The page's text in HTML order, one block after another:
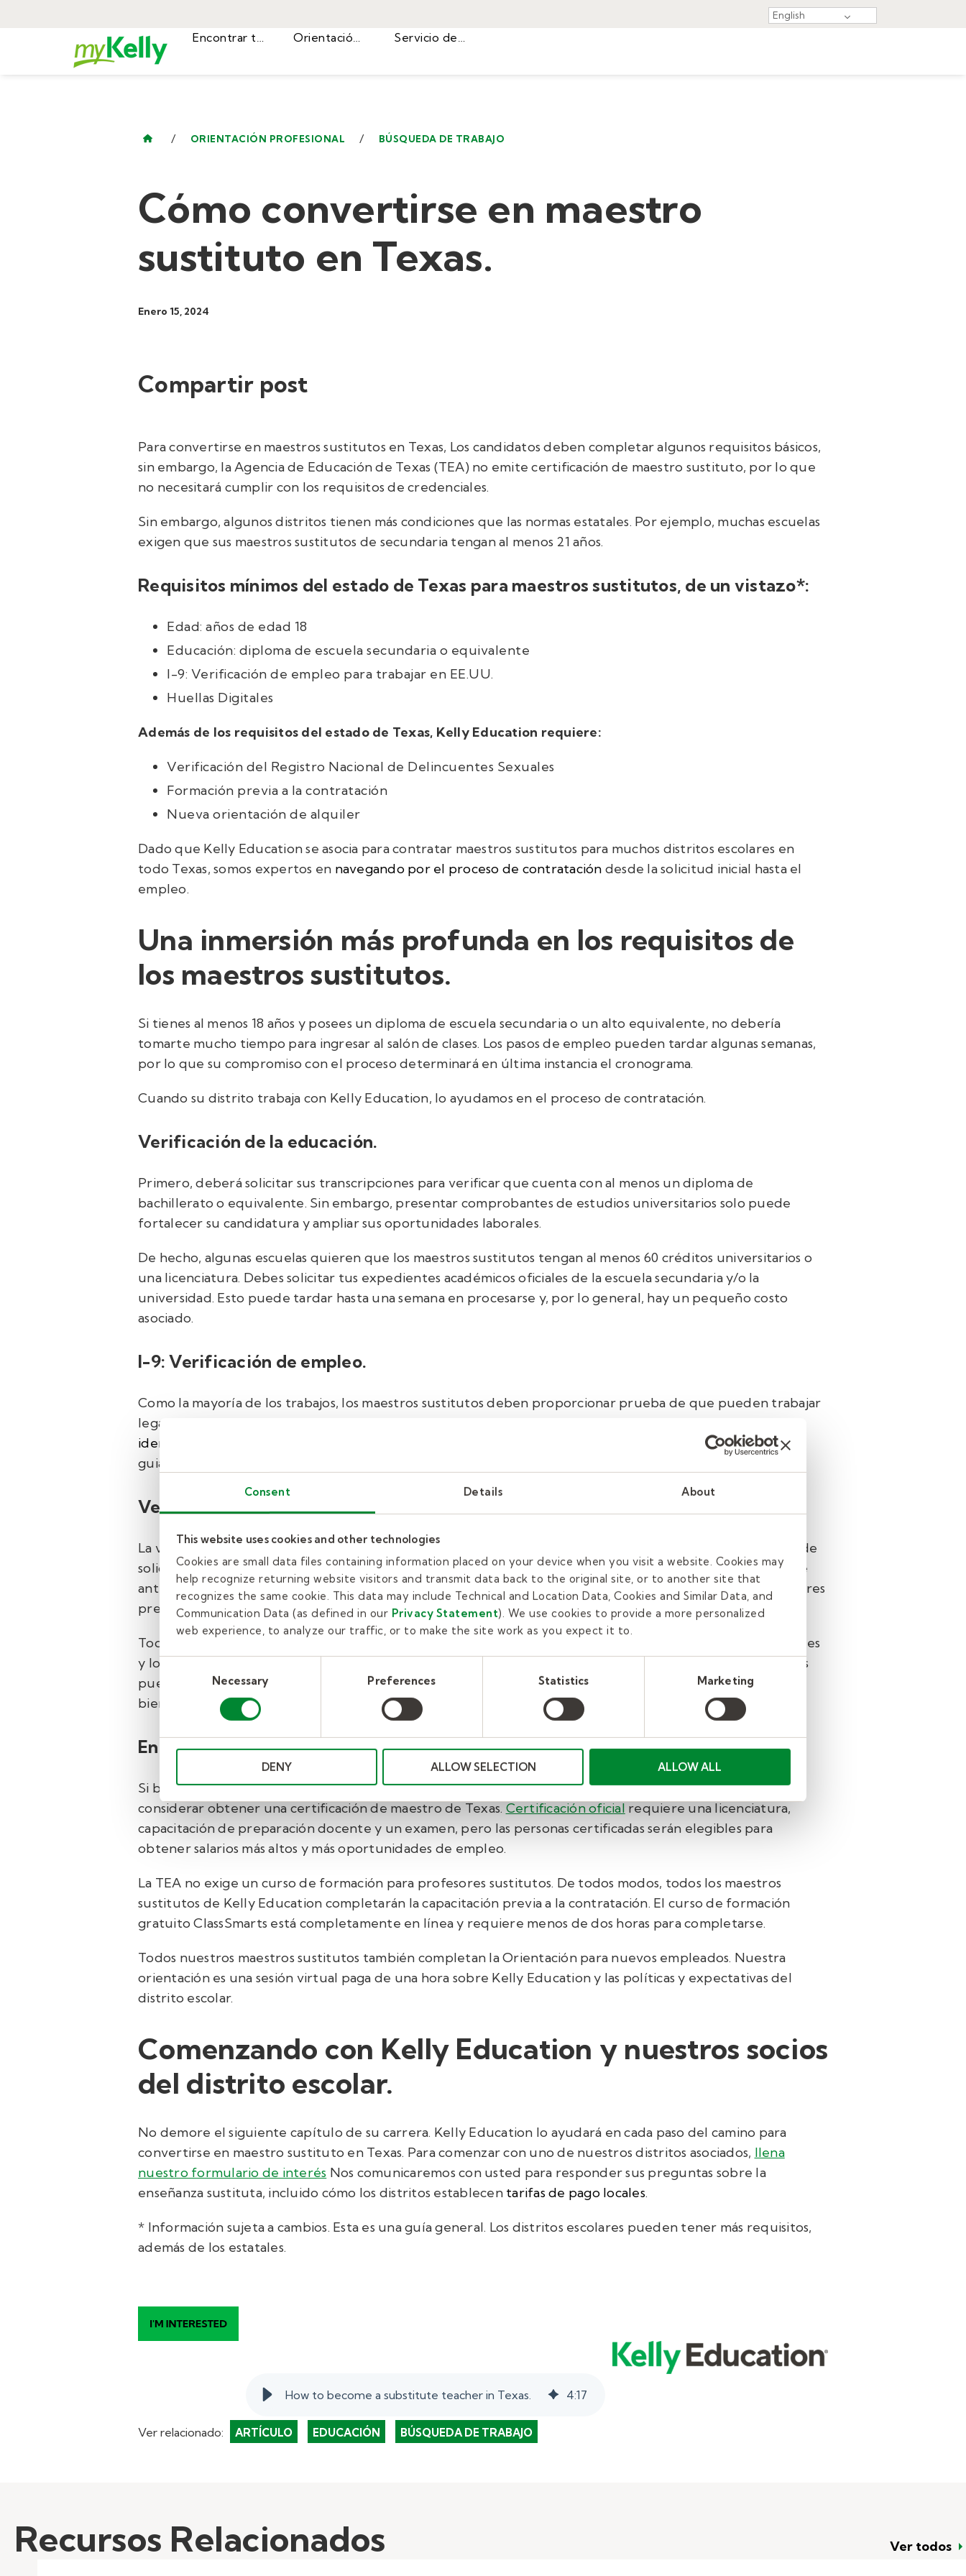
Consent Details About
This website uses cookies and other technologies
Cookies are small data files containing information placed on your device when you visit a website. Cookies may
help recognize returning website visitors and transmit data back to the original site, or to another site that
recognizes the same cookie. This data may include Technical and Location Data, Cookies and Similar Data, and
Communication Data (as defined in our Privacy Statement). We use cookies to provide a more personalized
web experience, to analyze our traffic, or to make the site work as you expect it to.
Consent
Selection
Necessary Preferences Statistics Marketing
DENY ALLOW SELECTION ALLOW ALL
English
/ ORIENTACIÓN PROFESIONAL / BÚSQUEDA DE TRABAJO
Cómo convertirse en maestro
sustituto en Texas.
Enero 15, 2024
Compartir post
Para convertirse en maestros sustitutos en Texas, Los candidatos deben completar algunos requisitos básicos,
sin embargo, la Agencia de Educación de Texas (TEA) no emite certificación de maestro sustituto, por lo que
no necesitará cumplir con los requisitos de credenciales.
Sin embargo, algunos distritos tienen más condiciones que las normas estatales. Por ejemplo, muchas escuelas
exigen que sus maestros sustitutos de secundaria tengan al menos 21 años.
Requisitos mínimos del estado de Texas para maestros sustitutos, de un vistazo*:
Edad: años de edad 18
Educación: diploma de escuela secundaria o equivalente
I-9: Verificación de empleo para trabajar en EE.UU.
Huellas Digitales
Además de los requisitos del estado de Texas, Kelly Education requiere:
Verificación del Registro Nacional de Delincuentes Sexuales
Formación previa a la contratación
Nueva orientación de alquiler
Dado que Kelly Education se asocia para contratar maestros sustitutos para muchos distritos escolares en
todo Texas, somos expertos en navegando por el proceso de contratación desde la solicitud inicial hasta el
empleo.
Una inmersión más profunda en los requisitos de
los maestros sustitutos.
Si tienes al menos 18 años y posees un diploma de escuela secundaria o un alto equivalente, no debería
tomarte mucho tiempo para ingresar al salón de clases. Los pasos de empleo pueden tardar algunas semanas,
por lo que su compromiso con el proceso determinará en última instancia el cronograma.
Cuando su distrito trabaja con Kelly Education, lo ayudamos en el proceso de contratación.
Verificación de la educación.
Primero, deberá solicitar sus transcripciones para verificar que cuenta con al menos un diploma de
bachillerato o equivalente. Sin embargo, presentar comprobantes de estudios universitarios solo puede
fortalecer su candidatura y ampliar sus oportunidades laborales.
De hecho, algunas escuelas quieren que los maestros sustitutos tengan al menos 60 créditos universitarios o
una licenciatura. Debes solicitar tus expedientes académicos oficiales de la escuela secundaria y/o la
universidad. Esto puede tardar hasta una semana en procesarse y, por lo general, hay un pequeño costo
asociado.
I-9: Verificación de empleo.
Como la mayoría de los trabajos, los maestros sustitutos deben proporcionar prueba de que pueden trabajar
legalmente en los EE. UU. Para completar este paso, deberá enviar un
identificación válidas
Este formulario se completa en solo unos minutos. Si trabaja con Kelly Education, le
guiaremos en este proceso.
Verificación de antecedentes y toma de huellas dactilares.
La verificación de antecedentes y la toma de huellas dactilares suelen ser los pasos más largos del proceso de
solicitud. En Texas, el estado exige que todos los candidatos a maestros sustitutos pasen una verificación de
antecedentes penales basada en huellas dactilares. A los solicitantes con comprobaciones de huellas dactilares
previas archivadas dentro del sistema de escuelas públicas de Texas se les puede permitir omitir este paso.
Todos los candidatos de Kelly Education son revisados ​​a través del registro nacional de delincuentes sexuales
y los antecedentes penales del condado. Este paso puede tardar hasta una semana y los respaldos judiciales
pueden retrasar el cronograma. De todos modos, estas medidas son vitales para garantizar la seguridad y el
bienestar de los estudiantes.
Entrenamiento.
Si bien la TEA no exige una certificación o licencia de maestro sustituto, los candidatos interesados ​​pueden
considerar obtener una certificación de maestro de Texas. Certificación oficial requiere una licenciatura,
capacitación de preparación docente y un examen, pero las personas certificadas serán elegibles para
obtener salarios más altos y más oportunidades de empleo.
La TEA no exige un curso de formación para profesores sustitutos. De todos modos, todos los maestros
sustitutos de Kelly Education completarán la capacitación previa a la contratación. El curso de formación
gratuito ClassSmarts está completamente en línea y requiere menos de dos horas para completarse.
Todos nuestros maestros sustitutos también completan la Orientación para nuevos empleados. Nuestra
orientación es una sesión virtual paga de una hora sobre Kelly Education y las políticas y expectativas del
distrito escolar.
Comenzando con Kelly Education y nuestros socios
del distrito escolar.
No demore el siguiente capítulo de su carrera. Kelly Education lo ayudará en cada paso del camino para
convertirse en maestro sustituto en Texas. Para comenzar con uno de nuestros distritos asociados, llena
nuestro formulario de interés Nos comunicaremos con usted para responder sus preguntas sobre la
enseñanza sustituta, incluido cómo los distritos establecen tarifas de pago locales.
* Información sujeta a cambios. Esta es una guía general. Los distritos escolares pueden tener más requisitos,
además de los estatales.
How to become a substitute teacher in Texas. 4:17
Ver relacionado: ARTÍCULO EDUCACIÓN BÚSQUEDA DE TRABAJO
Recursos Relacionados Ver todos